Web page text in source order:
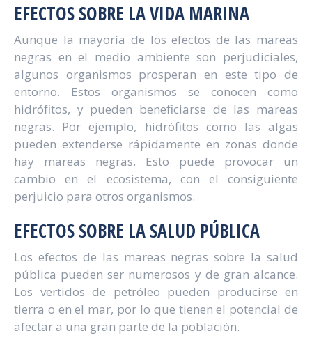
EFECTOS SOBRE LA VIDA MARINA
Aunque la mayoría de los efectos de las mareas
negras en el medio ambiente son perjudiciales,
algunos organismos prosperan en este tipo de
entorno. Estos organismos se conocen como
hidrófitos, y pueden beneficiarse de las mareas
negras. Por ejemplo, hidrófitos como las algas
pueden extenderse rápidamente en zonas donde
hay mareas negras. Esto puede provocar un
cambio en el ecosistema, con el consiguiente
perjuicio para otros organismos.
EFECTOS SOBRE LA SALUD PÚBLICA
Los efectos de las mareas negras sobre la salud
pública pueden ser numerosos y de gran alcance.
Los vertidos de petróleo pueden producirse en
tierra o en el mar, por lo que tienen el potencial de
afectar a una gran parte de la población.